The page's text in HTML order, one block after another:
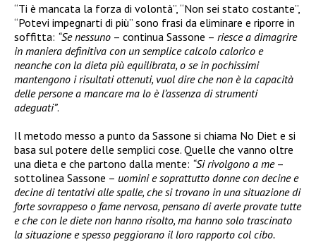
“Ti è mancata la forza di volontà”, “Non sei stato costante”,
“Potevi impegnarti di più” sono frasi da eliminare e riporre in
soffitta: “Se nessuno – continua Sassone – riesce a dimagrire
in maniera definitiva con un semplice calcolo calorico e
neanche con la dieta più equilibrata, o se in pochissimi
mantengono i risultati ottenuti, vuol dire che non è la capacità
delle persone a mancare ma lo è l’assenza di strumenti
adeguati”.
Il metodo messo a punto da Sassone si chiama No Diet e si
basa sul potere delle semplici cose. Quelle che vanno oltre
una dieta e che partono dalla mente: “Si rivolgono a me–
sottolinea Sassone – uomini e soprattutto donne con decine e
decine di tentativi alle spalle, che si trovano in una situazione di
forte sovrappeso o fame nervosa, pensano di averle provate tutte
e che con le diete non hanno risolto, ma hanno solo trascinato
la situazione e spesso peggiorano il loro rapporto col cibo.